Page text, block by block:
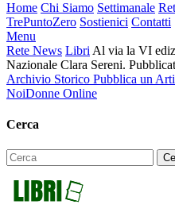
Home Chi Siamo Settimanale
TrePuntoZero Sostienici Contatti
Menu
Rete News Libri Al via la VI
Nazionale Clara Sereni.
Archivio Storico Pubblica un
NoiDonne Online
Cerca